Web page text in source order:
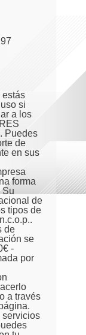
estás
si
a los
Puedes
de
en sus
forma
Su
de
tipos de
de
se
-
por
a través
servicios